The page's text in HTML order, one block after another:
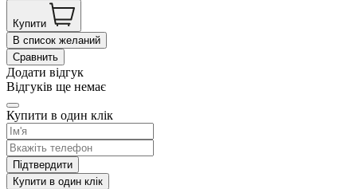
Купити
В список желаний
Сравнить
Додати відгук
Відгуків ще немає
Купити в один клік
Підтвердити
Купити в один клік